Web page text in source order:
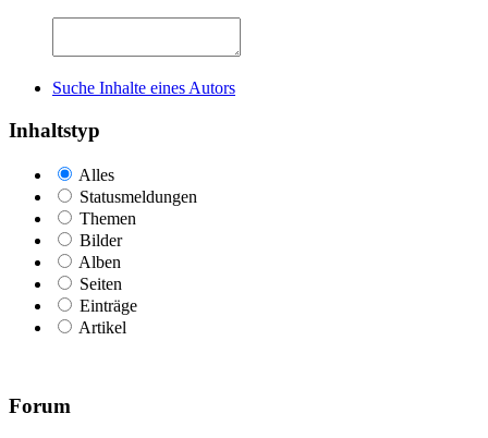
Suche Inhalte eines Autors
Inhaltstyp
Alles
Statusmeldungen
Themen
Bilder
Alben
Seiten
Einträge
Artikel
Forum